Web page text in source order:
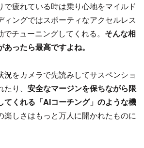
で疲れている時は乗り心地をマイルド
ィングではスポーティなアクセルレス
チューニングしてくれる。 そんな相
ったら最高ですよね。
況をカメラで先読みしてサスペンショ
り、 安全なマージンを保ちながら限
てくれる「AIコーチング」のような機
楽しさはもっと万人に開かれたものに